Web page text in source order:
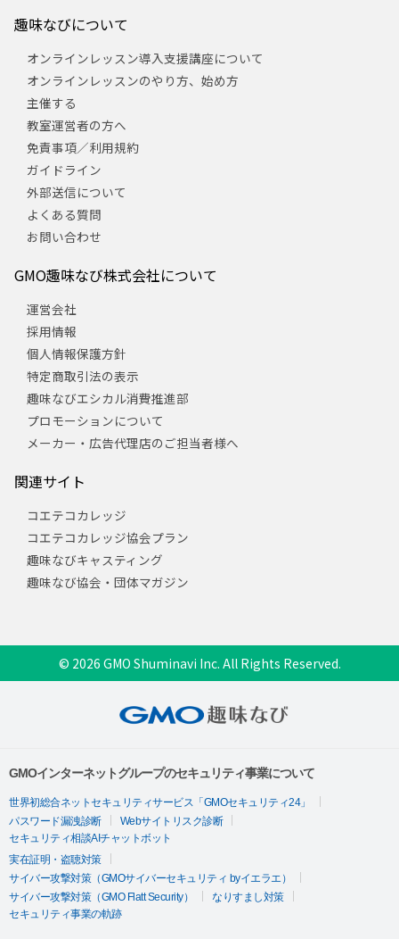
趣味なびについて
オンラインレッスン導入支援講座について
オンラインレッスンのやり方、始め方
主催する
教室運営者の方へ
免責事項／利用規約
ガイドライン
外部送信について
よくある質問
お問い合わせ
GMO趣味なび株式会社について
運営会社
採用情報
個人情報保護方針
特定商取引法の表示
趣味なびエシカル消費推進部
プロモーションについて
メーカー・広告代理店のご担当者様へ
関連サイト
コエテコカレッジ
コエテコカレッジ協会プラン
趣味なびキャスティング
趣味なび協会・団体マガジン
© 2026 GMO Shuminavi Inc. All Rights Reserved.